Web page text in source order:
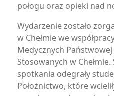
połogu oraz opieki nad
Wydarzenie zostało
w Chełmie we
Medycznych
Stosowanych w
spotkania odegrały
Położnictwo, które